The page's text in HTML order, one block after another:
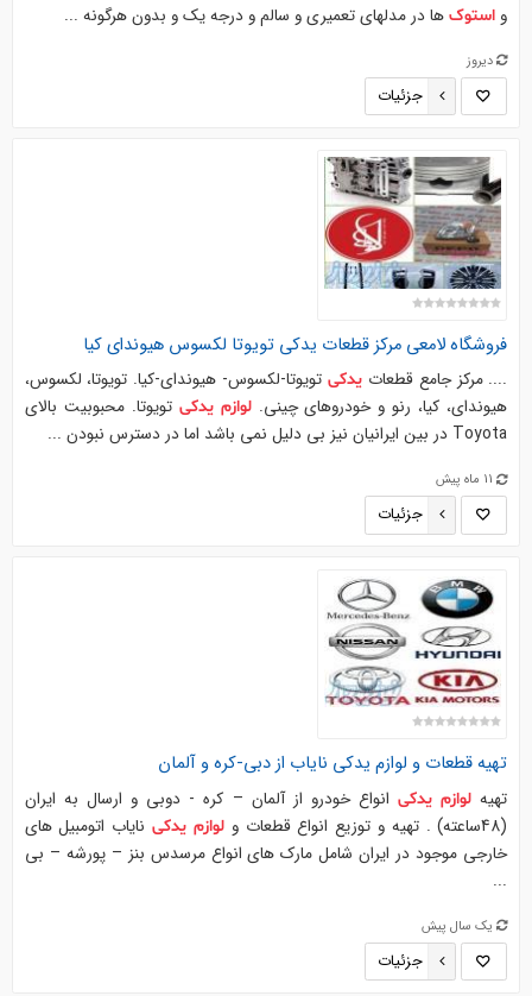
و استوکها در مدلهای تعمیری و سالم و درجه یک و بدون هرگونه ...
دیروز
جزئیات
فروشگاه لامعی مرکز قطعات یدکی تویوتا لکسوس هیوندای کیا
.... مرکز جامع قطعات یدکی تویوتا-لکسوس- هیوندای-کیا. تویوتا، لکسوس،
هیوندای، کیا، رنو و خودروهای چینی.لوازم یدکی تویوتا. محبوبیت بالای
Toyota در بین ایرانیان نیز بی دلیل نمی‌ باشد اما در دسترس نبودن ...
11 ماه پیش
جزئیات
تهیه قطعات و لوازم یدکی نایاب از دبی-کره و آلمان
تهیه لوازم یدکیانواع خودرو از آلمان – کره - دوبی و ارسال به ایران
(48ساعته) . تهیه و توزیع انواع قطعات و
لوازم یدکینایاب اتومبیل های
خارجی موجود در ایران شامل مارک های انواع مرسدس بنز – پورشه – بی
...
یک سال پیش
جزئیات